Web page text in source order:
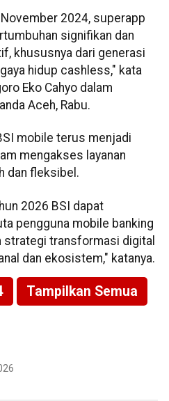
2024, superapp
signifikan dan
khususnya dari generasi
hidup cashless," kata
Eko Cahyo dalam
Aceh, Rabu.
mobile terus menjadi
mengakses layanan
dan fleksibel.
2026 BSI dapat
pengguna mobile banking
strategi transformasi digital
dan ekosistem," katanya.
Tampilkan Semua